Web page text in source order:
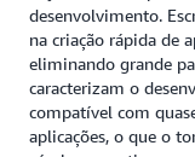
desenvolvimento.
na criação rápida de
eliminando grande
caracterizam o
compatível com
aplicações, o que o